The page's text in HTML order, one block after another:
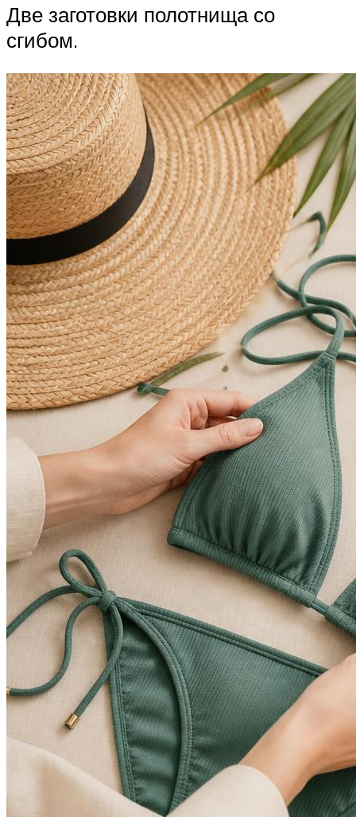
Две заготовки полотнища со
сгибом.